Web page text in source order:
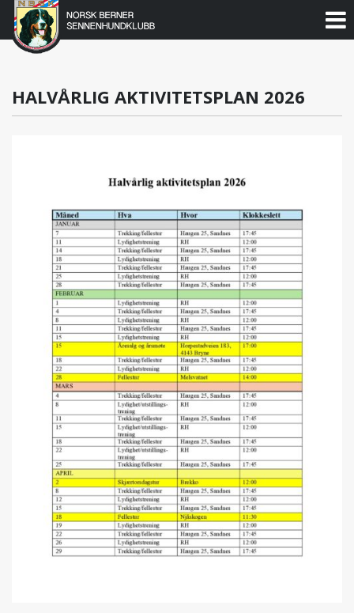
Gå
Norsk
Berner
Sennenhundklubb
HALVÅRLIG AKTIVITETSPLAN 2026